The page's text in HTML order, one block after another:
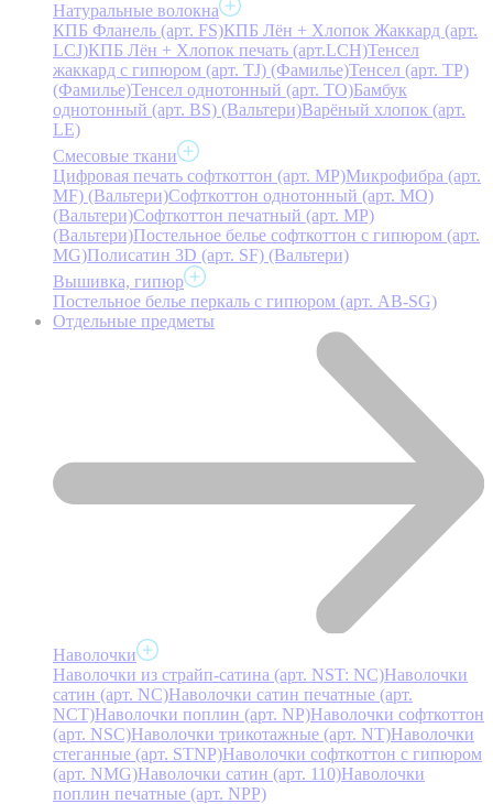
Натуральные волокна
КПБ Фланель (арт. FS)КПБ Лён + Хлопок Жаккард (арт.
LCJ)КПБ Лён + Хлопок печать (арт.LCH)Тенсел
жаккард с гипюром (арт. TJ) (Фамилье)Тенсел (арт. ТР)
(Фамилье)Тенсел однотонный (арт. TO)Бамбук
однотонный (арт. BS) (Вальтери)Варёный хлопок (арт.
LE)
Смесовые ткани
Цифровая печать софткоттон (арт. MP)Микрофибра (арт.
MF) (Вальтери)Софткоттон однотонный (арт. MO)
(Вальтери)Софткоттон печатный (арт. MР)
(Вальтери)Постельное белье софткоттон с гипюром (арт.
MG)Полисатин 3D (арт. SF) (Вальтери)
Вышивка, гипюр
Постельное белье перкаль с гипюром (арт. AB-SG)
Отдельные предметы
Наволочки
Наволочки из страйп-сатина (арт. NST: NC)Наволочки
сатин (арт. NC)Наволочки сатин печатные (арт.
NCT)Наволочки поплин (арт. NP)Наволочки софткоттон
(арт. NSC)Наволочки трикотажные (арт. NT)Наволочки
стеганные (арт. STNP)Наволочки софткоттон с гипюром
(арт. NMG)Наволочки сатин (арт. 110)Наволочки
поплин печатные (арт. NPP)